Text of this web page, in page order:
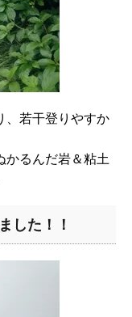
、若干登りやすか
かるんだ岩＆粘土
した！！